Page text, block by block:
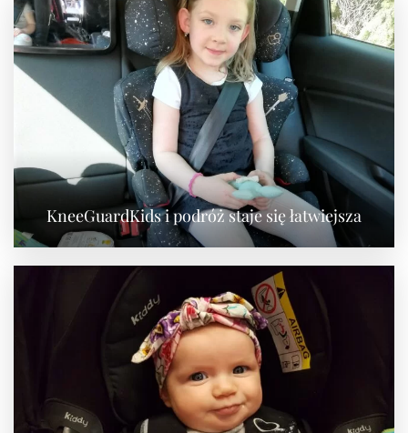
KneeGuardKids i podróż staje się łatwiejsza